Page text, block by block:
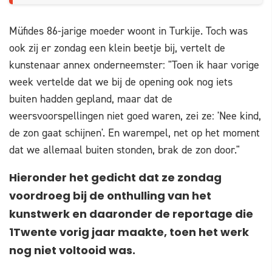
Müfides 86-jarige moeder woont in Turkije. Toch was
ook zij er zondag een klein beetje bij, vertelt de
kunstenaar annex onderneemster: "Toen ik haar vorige
week vertelde dat we bij de opening ook nog iets
buiten hadden gepland, maar dat de
weersvoorspellingen niet goed waren, zei ze: 'Nee kind,
de zon gaat schijnen'. En warempel, net op het moment
dat we allemaal buiten stonden, brak de zon door."
Hieronder het gedicht dat ze zondag
voordroeg bij de onthulling van het
kunstwerk en daaronder de reportage die
1Twente vorig jaar maakte, toen het werk
nog niet voltooid was.